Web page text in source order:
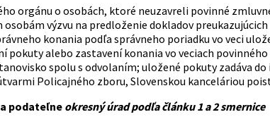
orgánu o osobách, ktoré neuzavreli povinné
osobám výzvu na predloženie dokladov
konania podľa správneho poriadku vo veci
pokuty alebo zastavení konania vo veciach
spolu s odvolaním; uložené pokuty zadáva
Policajného zboru, Slovenskou kanceláriou
podateľne okresný úrad podľa článku 1 a 2 smernice